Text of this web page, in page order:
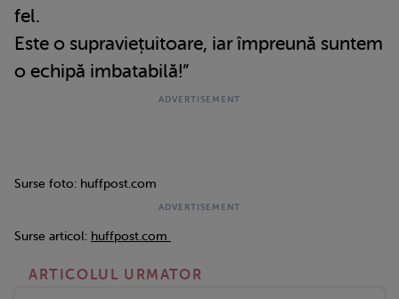
fel.
Este o supraviețuitoare, iar împreună suntem
o echipă imbatabilă!”
Surse foto: huffpost.com
Surse articol: huffpost.com
ARTICOLUL URMATOR